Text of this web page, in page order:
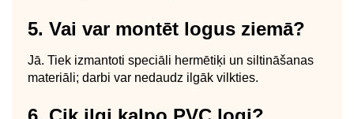
5. Vai var montēt logus ziemā?
Jā. Tiek izmantoti speciāli hermētiķi un siltināšanas
materiāli; darbi var nedaudz ilgāk vilkties.